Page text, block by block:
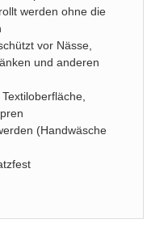
werden ohne die
vor Nässe,
und anderen
(Handwäsche